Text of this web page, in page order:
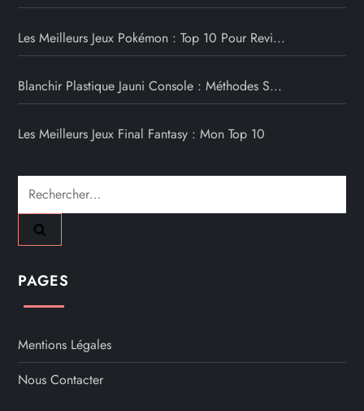
Les Meilleurs Jeux Pokémon : Top 10 Pour Revi...
Blanchir Plastique Jauni Console : Méthodes S...
Les Meilleurs Jeux Final Fantasy : Mon Top 10
Rechercher :
PAGES
Mentions Légales
Nous Contacter